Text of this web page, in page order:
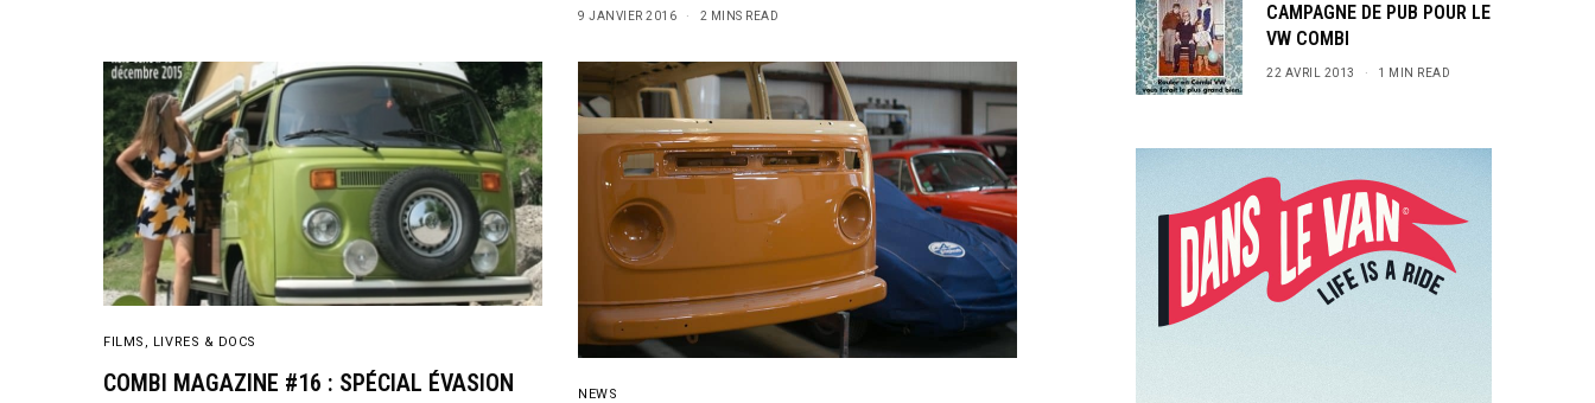
9 JANVIER 2016
2 MINS READ
FILMS, LIVRES & DOCS
COMBI MAGAZINE #16 : SPÉCIAL ÉVASION NEWS
CAMPAGNE DE PUB POUR LE
VW COMBI
22 AVRIL 2013 1 MIN READ